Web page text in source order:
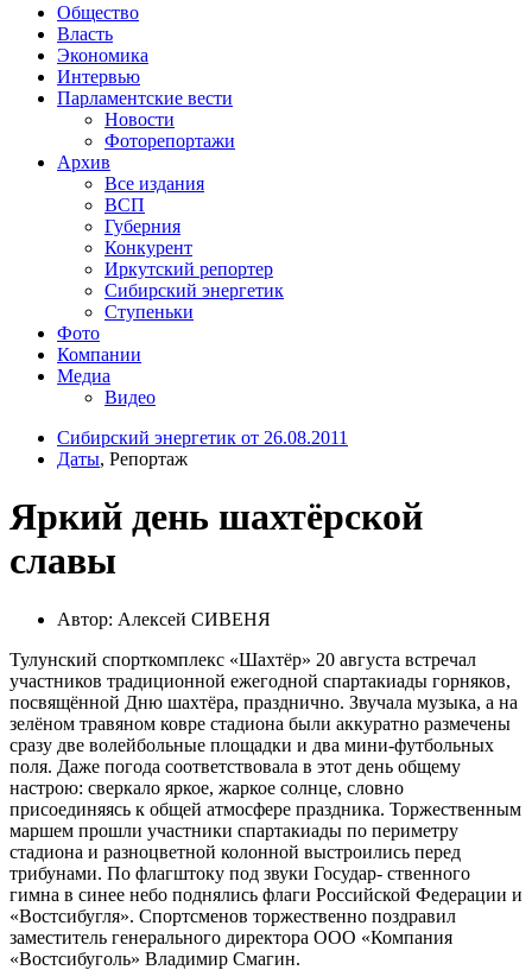
Общество
Власть
Экономика
Интервью
Парламентские вести
Новости
Фоторепортажи
Архив
Все издания
ВСП
Губерния
Конкурент
Иркутский репортер
Сибирский энергетик
Ступеньки
Фото
Компании
Медиа
Видео
Сибирский энергетик от 26.08.2011
Даты, Репортаж
Яркий день шахтёрской
славы
Автор: Алексей СИВЕНЯ
Тулунский спорткомплекс «Шахтёр» 20 августа встречал
участников традиционной ежегодной спартакиады горняков,
посвящённой Дню шахтёра, празднично. Звучала музыка, а на
зелёном травяном ковре стадиона были аккуратно размечены
сразу две волейбольные площадки и два мини-футбольных
поля. Даже погода соответствовала в этот день общему
настрою: сверкало яркое, жаркое солнце, словно
присоединяясь к общей атмосфере праздника. Торжественным
маршем прошли участники спартакиады по периметру
стадиона и разноцветной колонной выстроились перед
трибунами. По флагштоку под звуки Государ- ственного
гимна в синее небо поднялись флаги Российской Федерации и
«Востсибугля». Спортсменов торжественно поздравил
заместитель генерального директора ООО «Компания
«Востсибуголь» Владимир Смагин.